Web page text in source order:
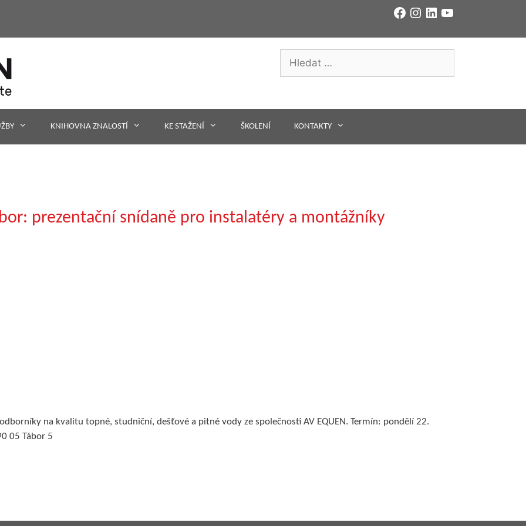
FacebookInstagramLinkedInYouTube
KNIHOVNA ZNALOSTÍ KE STAŽENÍ ŠKOLENÍ KONTAKTY
prezentační snídaně pro instalatéry a montážníky
na kvalitu topné, studniční, dešťové a pitné vody ze společnosti AV EQUEN. Termín: pondělí 22.
05 Tábor 5